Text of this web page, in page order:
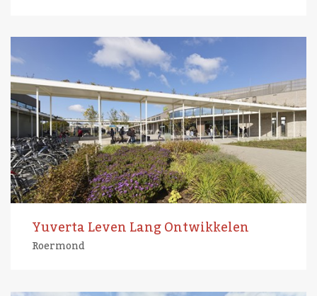
Yuverta Leven Lang Ontwikkelen
Roermond